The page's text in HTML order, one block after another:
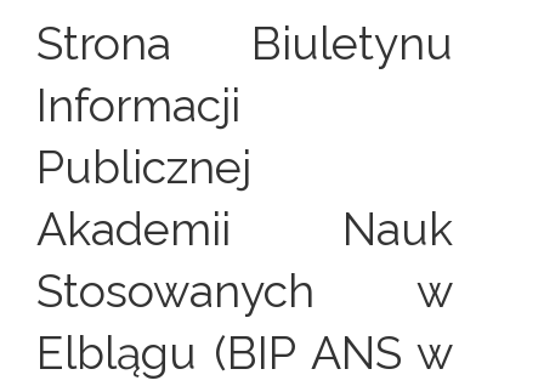
Strona Biuletynu
Informacji
Publicznej
Akademii Nauk
Stosowanych w
Elblągu (BIP ANS w